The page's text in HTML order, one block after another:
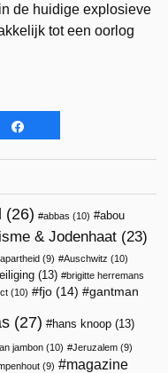
de huidige explosieve
tot een oorlog
(26) abbas (10)
abou
& Jodenhaat (23)
apartheid (9) Auschwitz (10)
(13)
brigitte herremans
(10) fjo (14) gantman
(27) hans knoop (13)
jambon (10) Jeruzalem (9)
(9)
magazine